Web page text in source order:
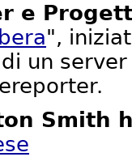
e
",
un
Smith